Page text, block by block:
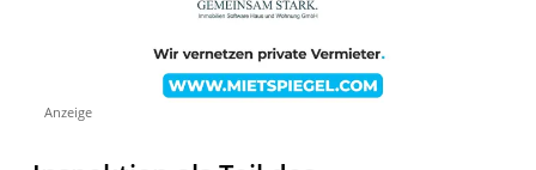
Anzeige